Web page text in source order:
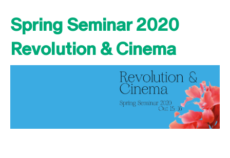
Spring Seminar 2020
Revolution & Cinema